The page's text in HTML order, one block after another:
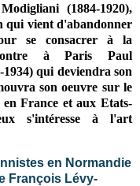
(1884-1920),
qui vient d'abandonner
se consacrer à la
à Paris Paul
qui deviendra son
son oeuvre sur le
France et aux Etats-
s'intéresse à l'art
en Normandie
François Lévy-